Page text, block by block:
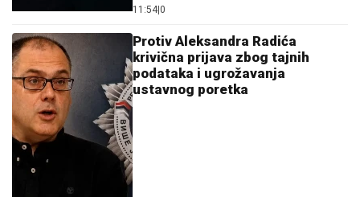
11:54 0
Protiv Aleksandra Radića
krivična prijava zbog tajnih
podataka i ugrožavanja
ustavnog poretka